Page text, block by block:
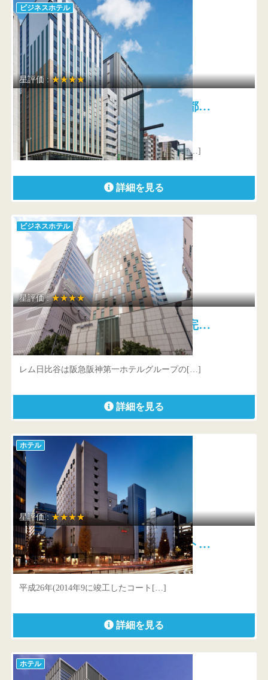
ビジネスホテル
星評価 :★★★★
三井ガーデンホテル京橋 首都…
東京都 中央区京橋1-3-6
銀座エリアにもほど近い日本橋は、日本の古[…]
詳細を見る
ビジネスホテル
星評価 :★★★★
レム日比谷 心地よい眠りの完…
東京都 千代田区有楽町1-2-1
レム日比谷は阪急阪神第一ホテルグループの[…]
詳細を見る
ホテル
星評価 :★★★★
コートヤード・バイ・マリオット…
東京都 中央区京橋2-1-3
平成26年(2014年9に竣工したコート[…]
詳細を見る
ホテル